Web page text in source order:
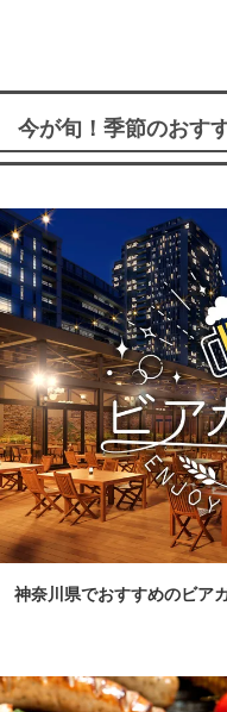
今が旬！季節のおす
神奈川県でおすすめのビア